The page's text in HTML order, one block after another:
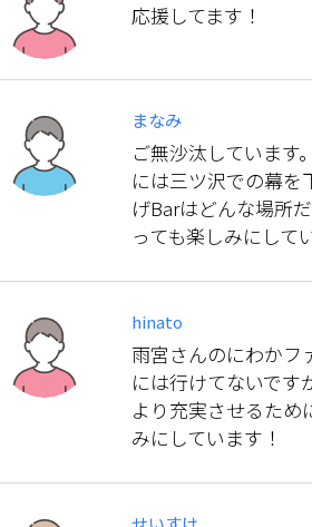
応援してます！
まなみ
ご無沙汰しています
には三ツ沢での幕を
げBarはどんな場所
っても楽しみにして
hinato
雨宮さんのにわかフ
には行けてないです
より充実させるため
みにしています！